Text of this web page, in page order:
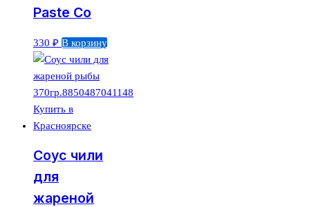
Paste Co
330 ₽ В корзину
Соус чили
для
жареной